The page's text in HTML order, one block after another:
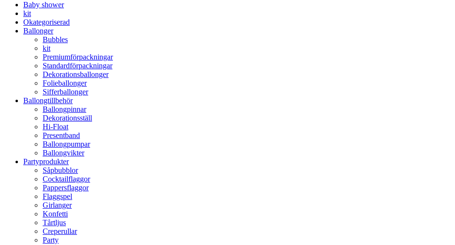
Baby shower
kit
Okategoriserad
Ballonger
Bubbles
kit
Premium­förpackningar
Standard­­förpackningar
Dekorations­ballonger
Folie­­­ballonger
Siffer­­ballonger
Ballong­tillbehör
Ballongpinnar
Dekorationsställ
Hi-Float
Presentband
Ballongpumpar
Ballong­vikter
Party­­produkter
Såpbubblor
Cocktail­flaggor
Pappers­flaggor
Flaggspel
Girlanger
Konfetti
Tårtljus
Creperullar
Party